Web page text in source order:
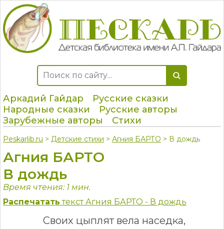
Аркадий Гайдар
Русские сказки
Народные сказки
Русские авторы
Зарубежные авторы
Стихи
Peskarlib.ru > Детские стихи > Агния БАРТО > В дождь
Агния БАРТО
В дождь
Время чтения: 1 мин.
Распечатать текст Агния БАРТО - В дождь
Своих цыплят вела наседка,